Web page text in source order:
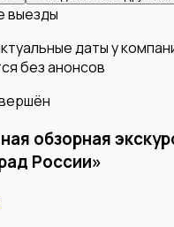
выезды
даты у
без анонсов
обзорная
России»